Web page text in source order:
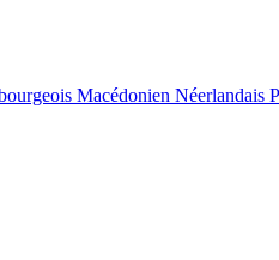
Macédonien Néerlandais